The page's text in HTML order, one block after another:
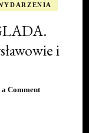
i
Commenton